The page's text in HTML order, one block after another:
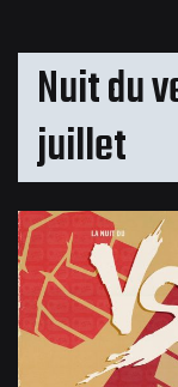
Nuit du
juillet